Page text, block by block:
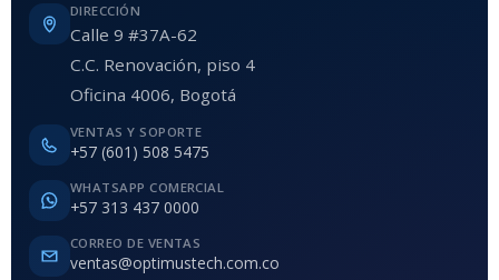
DIRECCIÓN
Calle 9 #37A-62
C.C. Renovación, piso 4
Oficina 4006, Bogotá
VENTAS Y SOPORTE
+57 (601) 508 5475
WHATSAPP COMERCIAL
+57 313 437 0000
CORREO DE VENTAS
ventas@optimustech.com.co